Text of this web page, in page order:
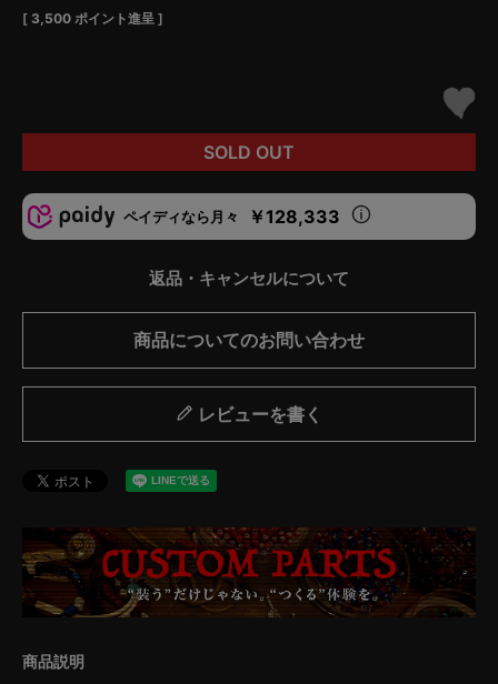
[ 3,500 ポイント進呈 ]
SOLD OUT
ペイディなら月々 ￥128,333
返品・キャンセルについて
商品についてのお問い合わせ
レビューを書く